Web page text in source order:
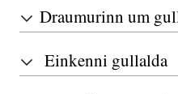
Draumurinn um
Einkenni gullalda